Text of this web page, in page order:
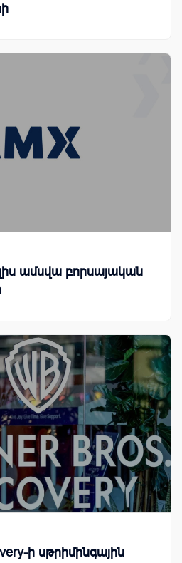
ամսվա բորսայական
ի սթրիմինգային